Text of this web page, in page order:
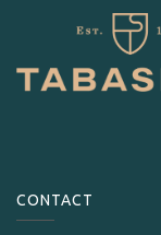
CONTACT